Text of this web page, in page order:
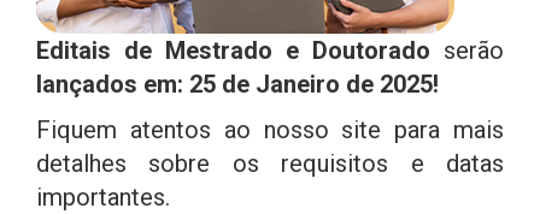
Editais de Mestrado e Doutorado serão
lançados em: 25 de Janeiro de 2025!
Fiquem atentos ao nosso site para mais
detalhes sobre os requisitos e datas
importantes.